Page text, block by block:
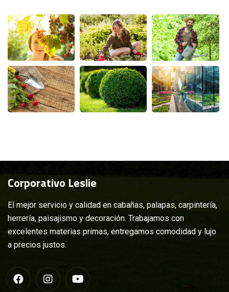
Corporativo Leslie
El mejor servicio y calidad en cabañas, palapas, carpintería,
herrería, paisajismo y decoración. Trabajamos con
excelentes materias primas, entregamos comodidad y lujo
a precios justos.